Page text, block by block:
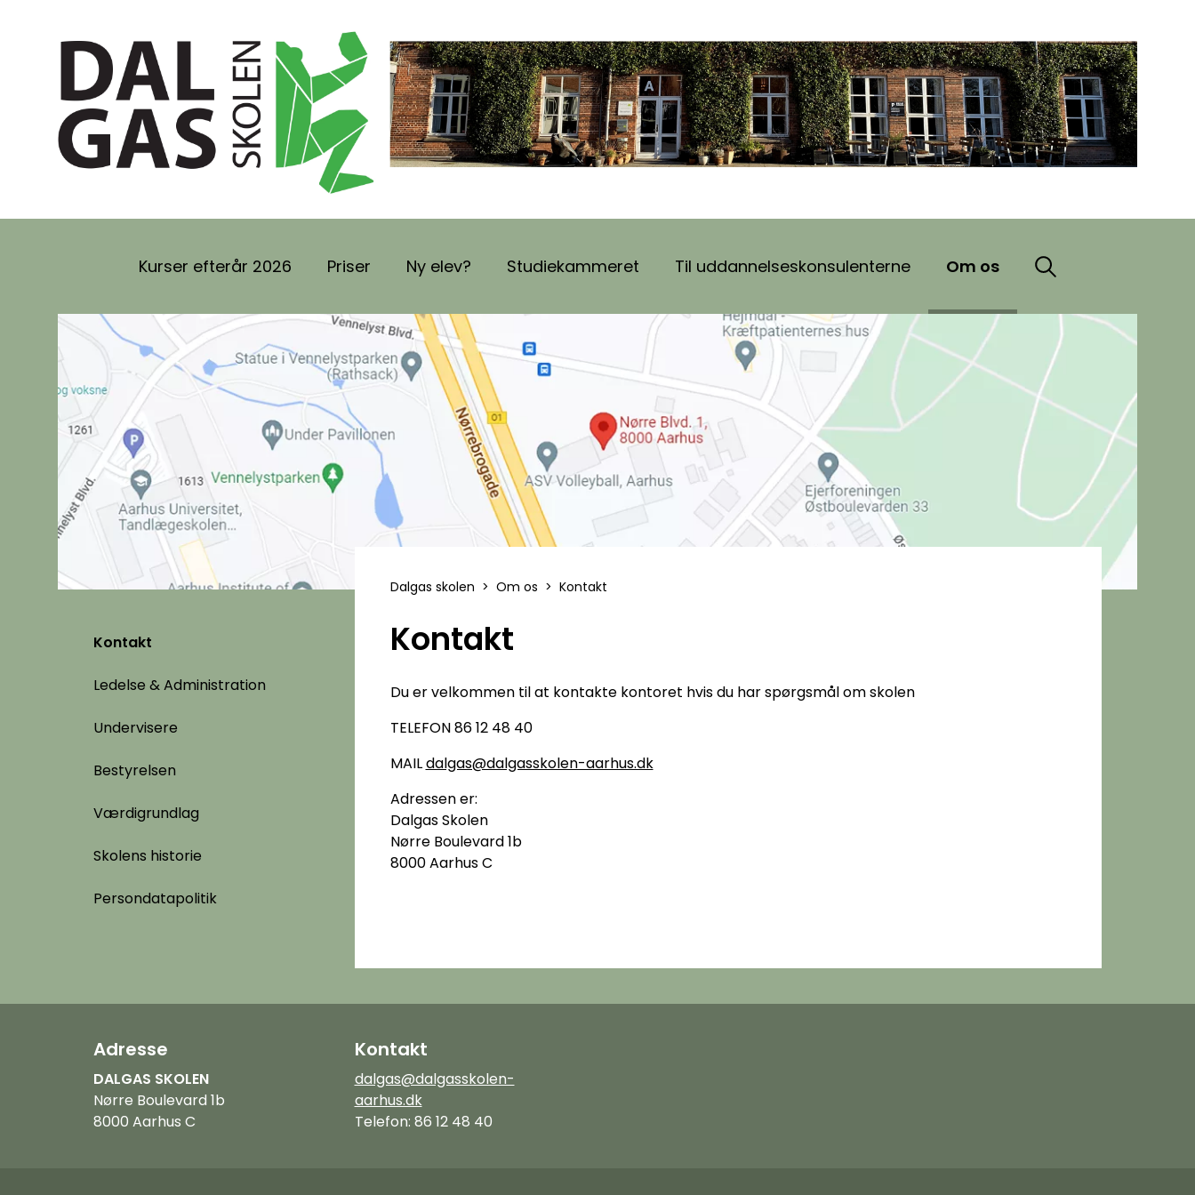
Kurser efterår 2026 Priser Ny elev? Studiekammeret Til uddannelseskonsulenterne Om os
Kontakt
Ledelse & Administration
Undervisere
Bestyrelsen
Værdigrundlag
Skolens historie
Persondatapolitik
Dalgas skolen Om os Kontakt
Kontakt
Du er velkommen til at kontakte kontoret hvis du har spørgsmål om skolen
TELEFON 86 12 48 40
MAILdalgas@dalgasskolen-aarhus.dk
Adressen er:
Dalgas Skolen
Nørre Boulevard 1b
8000 Aarhus C
Adresse
DALGAS SKOLEN
Nørre Boulevard 1b
8000 Aarhus C
Kontakt
dalgas@dalgasskolen-
aarhus.dk
Telefon: 86 12 48 40